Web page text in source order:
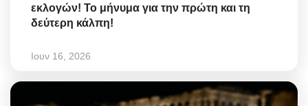
εκλογών! Το μήνυμα για την πρώτη και τη
δεύτερη κάλπη!
Ιουν 16, 2026